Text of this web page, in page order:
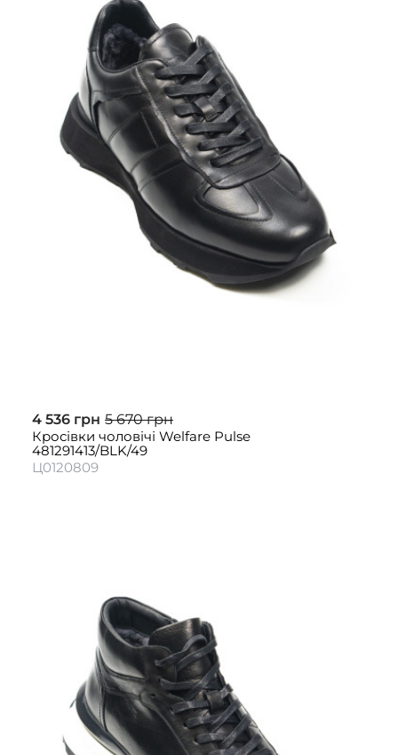
4 536 грн 5 670 грн
Кросівки чоловічі Welfare Pulse
481291413/BLK/49
Ц0120809